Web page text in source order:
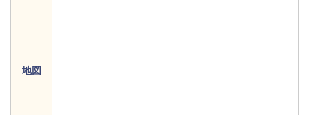
地図